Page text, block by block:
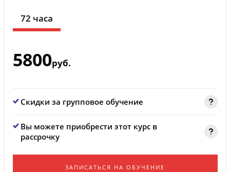
72 часа
5800руб.
Скидки за групповое обучение
Вы можете приобрести этот курс в
рассрочку
ЗАПИСАТЬСЯ НА ОБУЧЕНИЕ